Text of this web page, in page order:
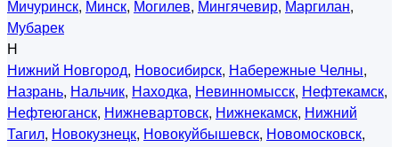
Мичуринск, Минск, Могилев, Мингячевир, Маргилан,
Мубарек
Н
Нижний Новгород, Новосибирск, Набережные Челны,
Назрань, Нальчик, Находка, Невинномысск, Нефтекамск,
Нефтеюганск, Нижневартовск, Нижнекамск, Нижний
Тагил, Новокузнецк, Новокуйбышевск, Новомосковск,